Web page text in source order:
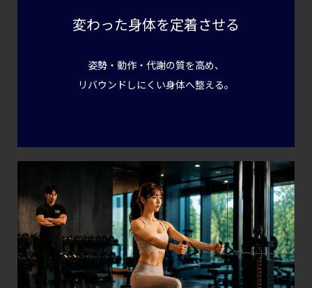
変わった身体を定着させる
姿勢・動作・代謝の質を高め、
リバウンドしにくい身体へ整える。